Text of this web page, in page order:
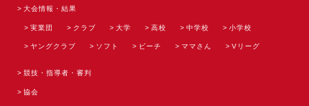
大会情報・結果
実業団 クラブ 大学 高校 中学校 小学校
ヤングクラブ ソフト ビーチ ママさん Vリーグ
競技・指導者・審判
協会